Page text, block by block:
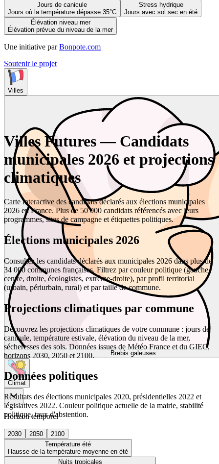
Jours de canicule
Jours où la température dépasse 35°C
Stress hydrique
Jours avec sol sec en été
Élévation niveau mer
Élévation prévue du niveau de la mer
Une initiative par Bonpote.com
Soutenir le projet
Villes
Brebis galeuses
Climat
Horizon temporel
2030 2050
2100
Température été
Hausse de la température moyenne en été
Nuits tropicales
Villes Futures — Candidats
municipales 2026 et projections
climatiques
Carte interactive des candidats déclarés aux élections municipales
2026 en France. Plus de 50 000 candidats référencés avec leurs
programmes, sites de campagne et étiquettes politiques.
Élections municipales 2026
Consultez les candidats déclarés aux municipales 2026 dans plus de
34 000 communes françaises. Filtrez par couleur politique (gauche,
centre, droite, écologistes, extrême-droite), par profil territorial
(urbain, périurbain, rural) et par taille de commune.
Projections climatiques par commune
Découvrez les projections climatiques de votre commune : jours de
canicule, température estivale, élévation du niveau de la mer,
sécheresses des sols. Données issues de Météo France et du GIEC,
horizons 2030, 2050 et 2100.
Données politiques
Résultats des élections municipales 2020, présidentielles 2022 et
législatives 2022. Couleur politique actuelle de la mairie, stabilité
politique, taux d'abstention.